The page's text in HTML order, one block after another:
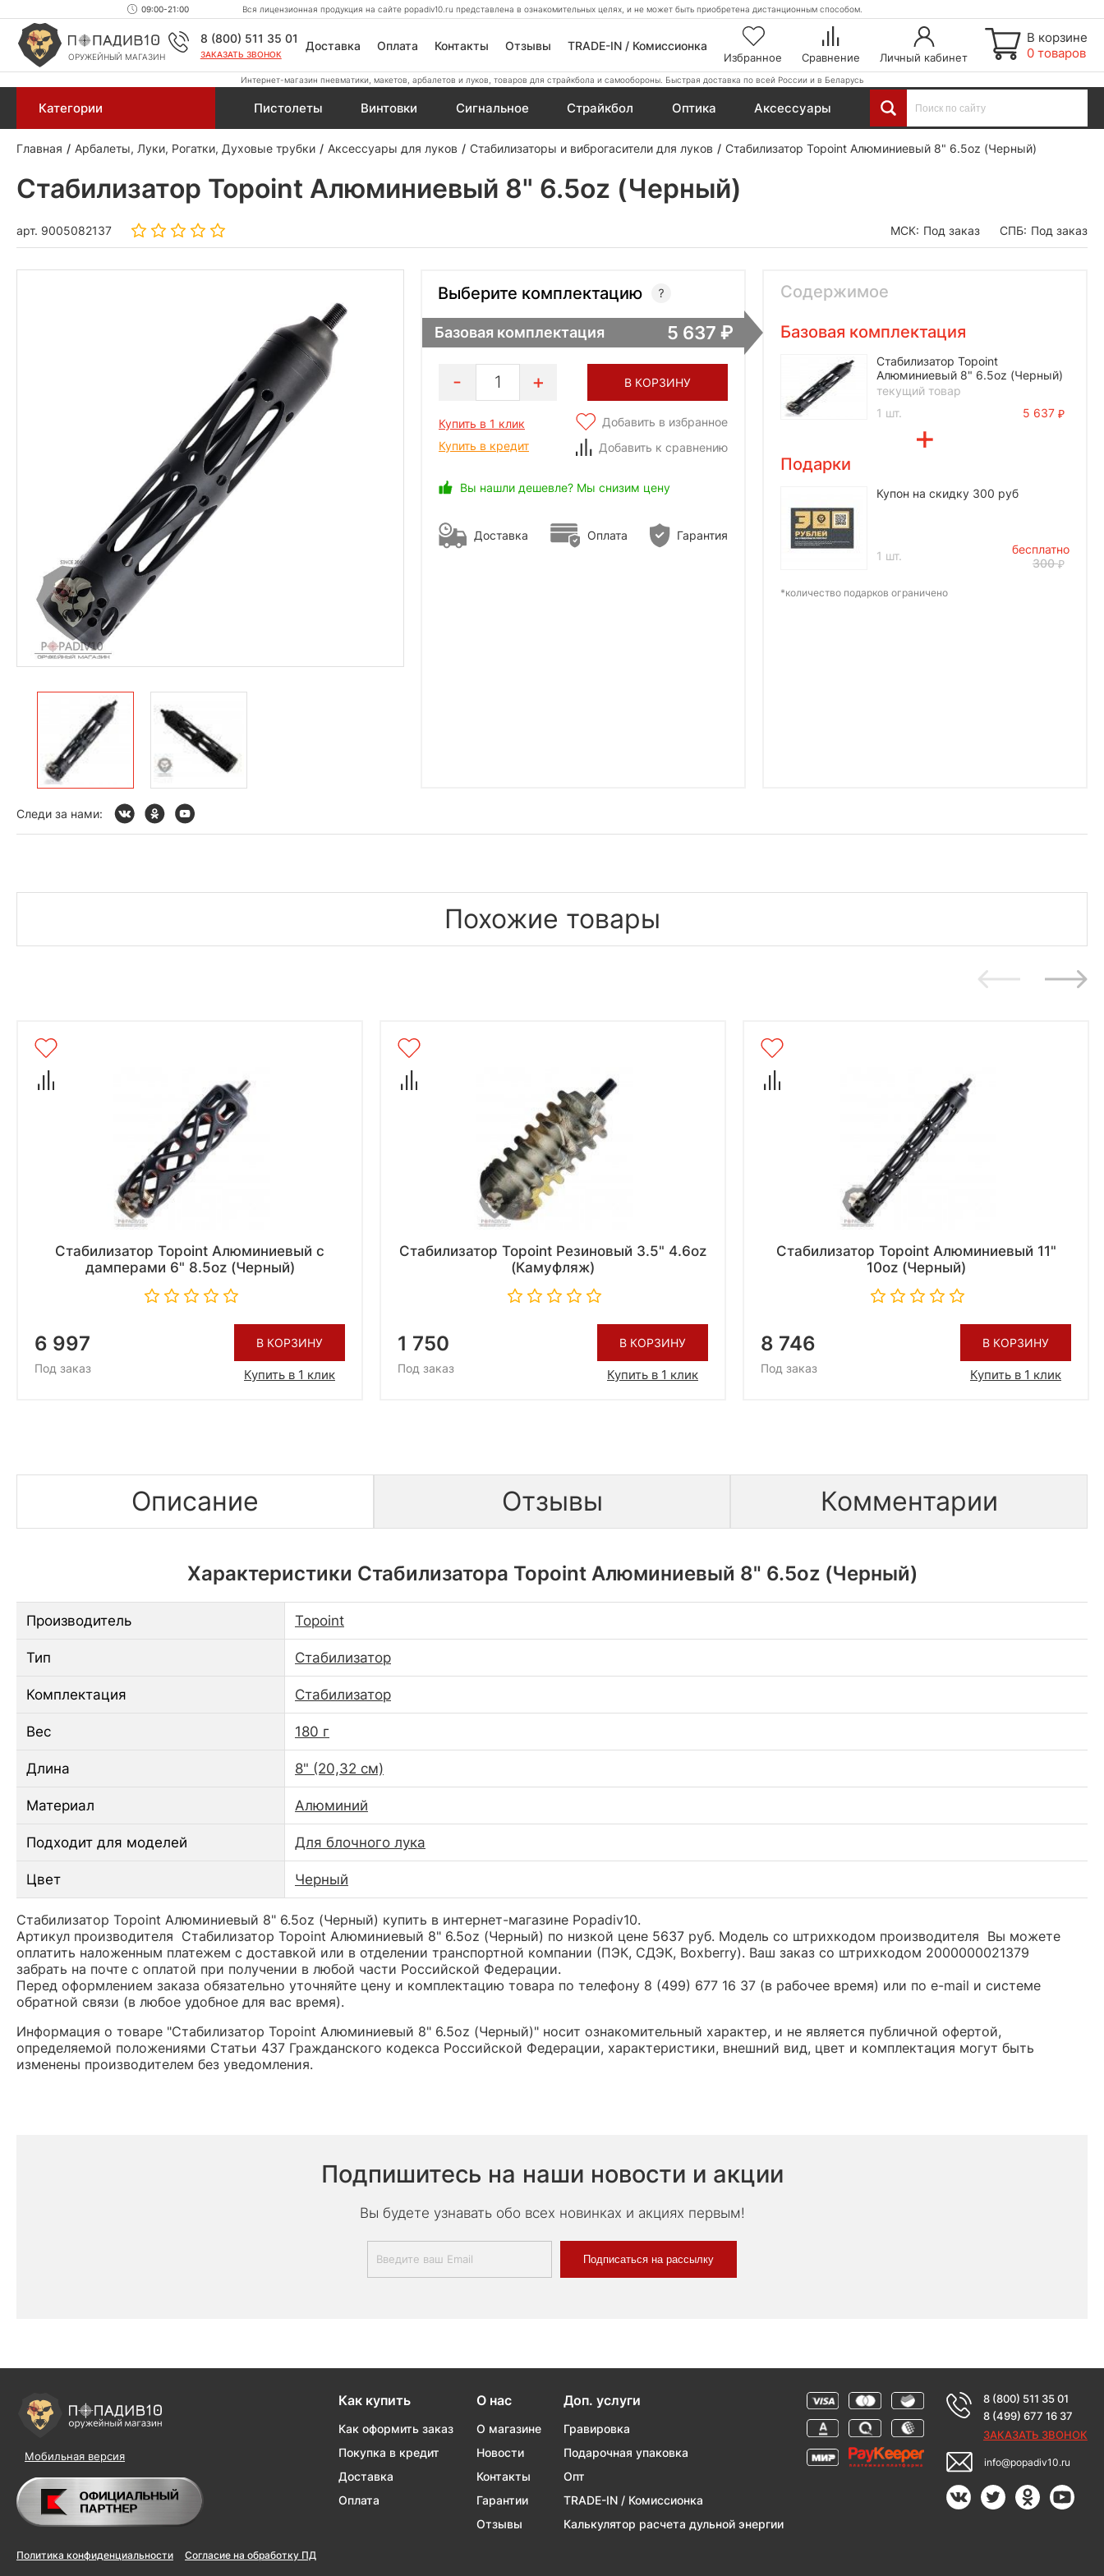
09:00-21:00 Вся лицензионная продукция на сайте popadiv10.ru представлена в ознакомительных целях, и не может быть приобретена дистанционным способом.
ОРУЖЕЙНЫЙ МАГАЗИН
8 (800) 511 35 01
ЗАКАЗАТЬ ЗВОНОК
Доставка Оплата Контакты Отзывы TRADE-IN / Комиссионка
Избранное Сравнение Личный кабинет
В корзине
0 товаров
Интернет-магазин пневматики, макетов, арбалетов и луков, товаров для страйкбола и самообороны. Быстрая доставка по всей России и в Беларусь
Категории Пистолеты Винтовки Сигнальное Страйкбол Оптика Аксессуары
Главная Арбалеты, Луки, Рогатки, Духовые трубки Аксессуары для луков Стабилизаторы и виброгасители для луков Стабилизатор Topoint Алюминиевый 8" 6.5oz (Черный)
Стабилизатор Topoint Алюминиевый 8" 6.5oz (Черный)
арт. 9005082137 МСК: Под заказ СПБ: Под заказ
Выберите комплектацию
Базовая комплектация 5 637
1 В КОРЗИНУ
Купить в 1 клик
Купить в кредит
Добавить в избранное
Добавить к сравнению
Вы нашли дешевле? Мы снизим цену
Доставка Оплата Гарантия
Содержимое
Базовая комплектация
Стабилизатор Topoint
Алюминиевый 8" 6.5oz (Черный)
текущий товар
1 шт.
5 637
Подарки
Купон на скидку 300 руб
1 шт.
бесплатно
300
*количество подарков ограничено
Следи за нами:
Похожие товары
Стабилизатор Topoint Алюминиевый с
дамперами 6" 8.5oz (Черный)
6 997
Под заказ
В КОРЗИНУ
Купить в 1 клик
Стабилизатор Topoint Резиновый 3.5" 4.6oz
(Камуфляж)
1 750
Под заказ
В КОРЗИНУ
Купить в 1 клик
Стабилизатор Topoint Алюминиевый 11"
10oz (Черный)
8 746
Под заказ
В КОРЗИНУ
Купить в 1 клик
Описание Отзывы Комментарии
Характеристики Стабилизатора Topoint Алюминиевый 8" 6.5oz (Черный)
Производитель Topoint
Тип Стабилизатор
Комплектация Стабилизатор
Вес 180 г
Длина 8" (20,32 см)
Материал Алюминий
Подходит для моделей Для блочного лука
Цвет Черный
Стабилизатор Topoint Алюминиевый 8" 6.5oz (Черный) купить в интернет-магазине Popadiv10.
Артикул производителя Стабилизатор Topoint Алюминиевый 8" 6.5oz (Черный) по низкой цене 5637 руб. Модель со штрихкодом производителя Вы можете
оплатить наложенным платежем с доставкой или в отделении транспортной компании (ПЭК, СДЭК, Boxberry). Ваш заказ со штрихкодом 2000000021379
забрать на почте с оплатой при получении в любой части Российской Федерации.
Перед оформлением заказа обязательно уточняйте цену и комплектацию товара по телефону 8 (499) 677 16 37 (в рабочее время) или по e-mail и системе
обратной связи (в любое удобное для вас время).
Информация о товаре "Стабилизатор Topoint Алюминиевый 8" 6.5oz (Черный)" носит ознакомительный характер, и не является публичной офертой,
определяемой положениями Статьи 437 Гражданского кодекса Российской Федерации, характеристики, внешний вид, цвет и комплектация могут быть
изменены производителем без уведомления.
Подпишитесь на наши новости и акции
Вы будете узнавать обо всех новинках и акциях первым!
Подписаться на рассылку
Мобильная версия
Политика конфиденциальности Согласие на обработку ПД
Как купить
Как оформить заказ
Покупка в кредит
Доставка
Оплата
О нас
О магазине
Новости
Контакты
Гарантии
Отзывы
Доп. услуги
Гравировка
Подарочная упаковка
Опт
TRADE-IN / Комиссионка
Калькулятор расчета дульной энергии
8 (800) 511 35 01
8 (499) 677 16 37
ЗАКАЗАТЬ ЗВОНОК
info@popadiv10.ru